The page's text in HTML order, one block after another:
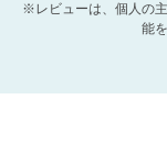
※レビューは、個人の
能